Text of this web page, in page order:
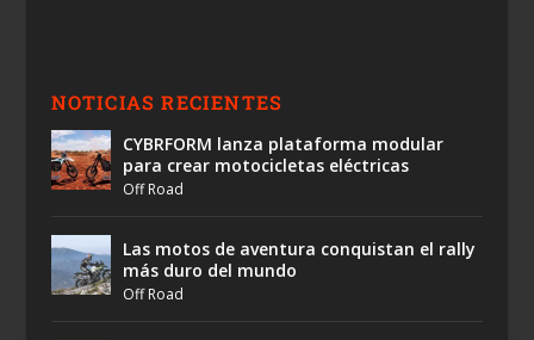
NOTICIAS RECIENTES
CYBRFORM lanza plataforma modular
para crear motocicletas eléctricas
Off Road
Las motos de aventura conquistan el rally
más duro del mundo
Off Road